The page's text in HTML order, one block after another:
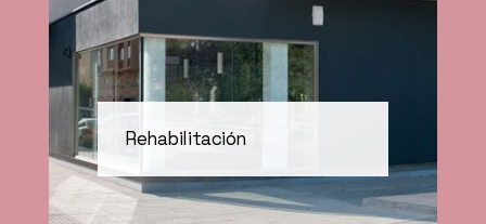
Rehabilitación